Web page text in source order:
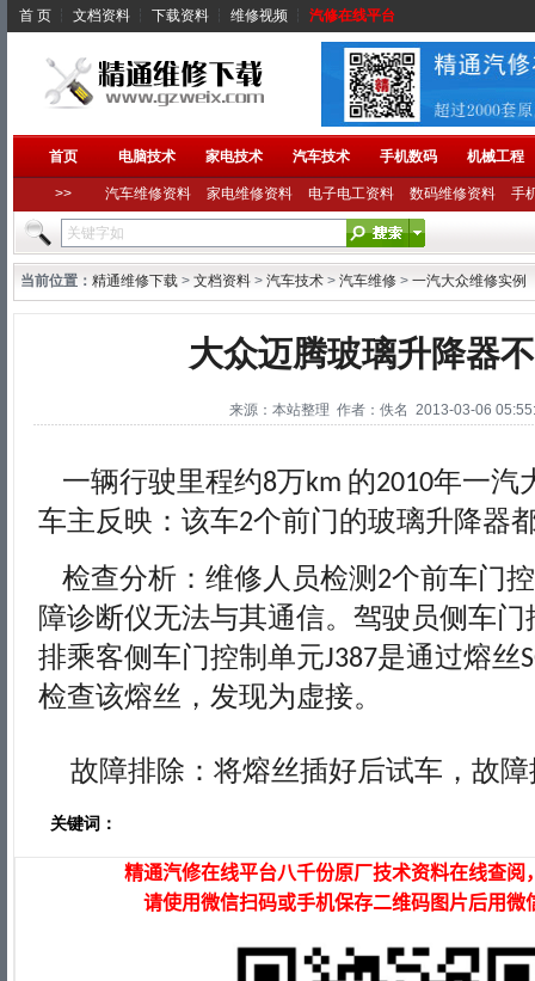
首 页 ┆ 文档资料 ┆ 下载资料 ┆ 维修视频 ┆ 汽修在线平台
首页 电脑技术 家电技术 汽车技术 手机数码 机械工程
>> 汽车维修资料 家电维修资料 电子电工资料 数码维修资料 手
当前位置： 精通维修下载 > 文档资料 > 汽车技术 > 汽车维修 > 一汽大众维修实例
大众迈腾玻璃升降器
来源：本站整理 作者：佚名 2013-03-06
一辆行驶里程约8万km 的2010年一汽
车主反映：该车2个前门的玻璃升降器
检查分析：维修人员检测 2个前车门
障诊断仪无法与其通信。驾驶员侧车门
排乘客侧车门控制单元J387是通过熔丝
检查该熔丝，发现为虚接。
故障排除：将熔丝插好后试车，故
关键词：